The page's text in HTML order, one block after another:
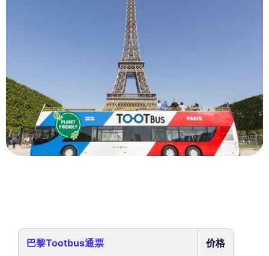
巴黎Tootbus通票 价格